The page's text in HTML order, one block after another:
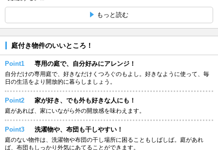
もっと読む
庭付き物件のいいところ！
Point1 専用の庭で、自分好みにアレンジ！
自分だけの専用庭で、好きなだけくつろぐのもよし。好きなように使って、毎
日の生活をより開放的に暮らしましょう。
Point2 家が好き、でも外も好きな人にも！
庭があれば、家にいながら外の開放感を味わえます。
Point3 洗濯物や、布団も干しやすい！
庭のない物件は、洗濯物や布団の干し場所に困ることもしばしば。庭があれ
ば、布団もしっかり外気にあてることができます。